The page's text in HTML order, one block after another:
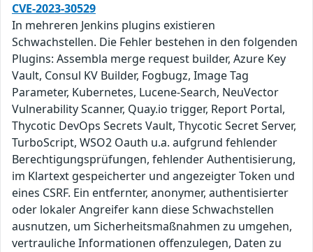
CVE-2023-30529
In mehreren Jenkins plugins existieren
Schwachstellen. Die Fehler bestehen in den folgenden
Plugins: Assembla merge request builder, Azure Key
Vault, Consul KV Builder, Fogbugz, Image Tag
Parameter, Kubernetes, Lucene-Search, NeuVector
Vulnerability Scanner, Quay.io trigger, Report Portal,
Thycotic DevOps Secrets Vault, Thycotic Secret Server,
TurboScript, WSO2 Oauth u.a. aufgrund fehlender
Berechtigungsprüfungen, fehlender Authentisierung,
im Klartext gespeicherter und angezeigter Token und
eines CSRF. Ein entfernter, anonymer, authentisierter
oder lokaler Angreifer kann diese Schwachstellen
ausnutzen, um Sicherheitsmaßnahmen zu umgehen,
vertrauliche Informationen offenzulegen, Daten zu